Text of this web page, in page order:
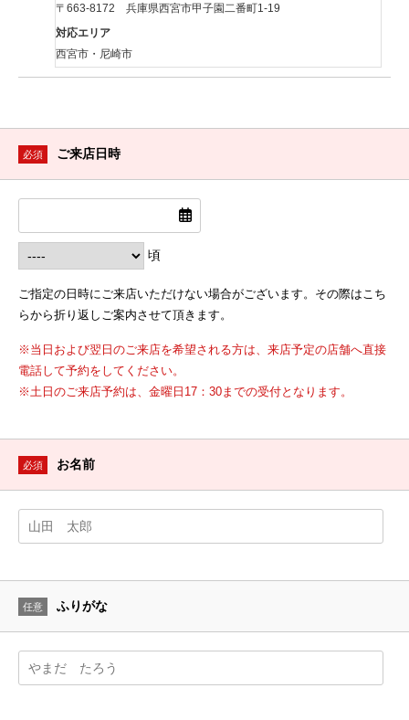
〒663-8172 兵庫県西宮市甲子園二番町1-19
対応エリア
西宮市・尼崎市
必須 ご来店日時
頃
ご指定の日時にご来店いただけない場合がございます。その際はこち
らから折り返しご案内させて頂きます。
※当日および翌日のご来店を希望される方は、来店予定の店舗へ直接
電話して予約をしてください。
※土日のご来店予約は、金曜日17：30までの受付となります。
必須 お名前
任意 ふりがな